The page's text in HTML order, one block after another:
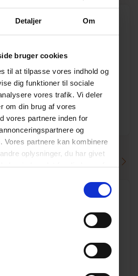
Detaljer Om
bruger cookies
til at tilpasse vores indhold og
dig funktioner til sociale
vores trafik. Vi deler
om din brug af vores
vores partnere inden for
og
Vores partnere kan kombinere
oplysninger, du har givet
har indsamlet fra din brug af
dræntilslutning, gul
bruge